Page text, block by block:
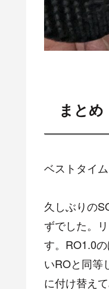
まとめ
ベストタイ
久しぶりの
ずでした。
す。RO1.0
いROと同等
に付け替え